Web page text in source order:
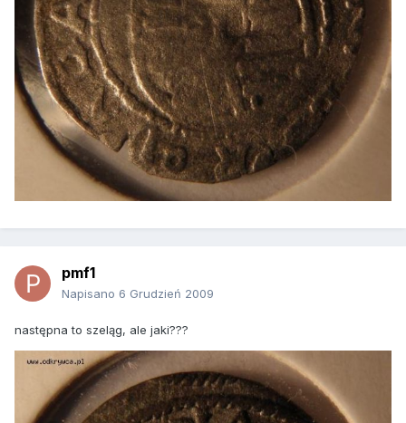
pmf1
Napisano 6 Grudzień 2009
następna to szeląg, ale jaki???